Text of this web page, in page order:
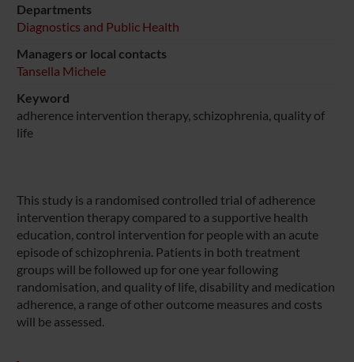
Departments
Diagnostics and Public Health
Managers or local contacts
Tansella Michele
Keyword
adherence intervention therapy, schizophrenia, quality of
life
This study is a randomised controlled trial of adherence
intervention therapy compared to a supportive health
education, control intervention for people with an acute
episode of schizophrenia. Patients in both treatment
groups will be followed up for one year following
randomisation, and quality of life, disability and medication
adherence, a range of other outcome measures and costs
will be assessed.